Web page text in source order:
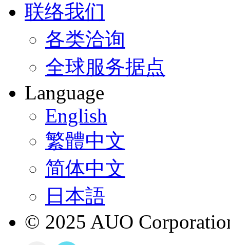
联络我们
各类洽询
全球服务据点
Language
English
繁體中文
简体中文
日本語
© 2025 AUO